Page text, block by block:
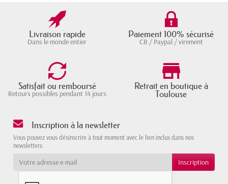
Livraison rapide
Dans le monde entier
Paiement 100% sécurisé
CB / Paypal / virement
Satisfait ou remboursé
Retours possibles pendant 14 jours
Retrait en boutique à
Toulouse
Inscription à la newsletter
Vous pouvez vous désinscrire à tout moment avec le lien inclus dans nos
newsletters